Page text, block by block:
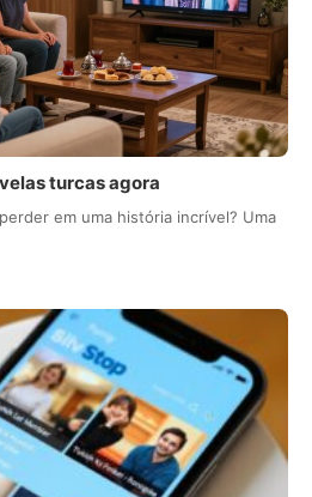
turcas agora
em uma história incrível? Uma